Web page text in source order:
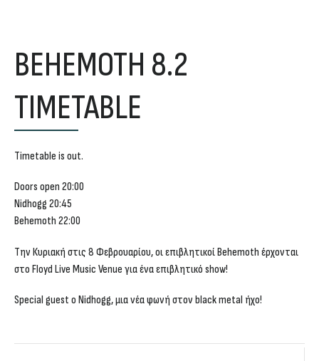
BEHEMOTH 8.2
TIMETABLE
Timetable is out.
Doors open 20:00
Nidhogg 20:45
Behemoth 22:00
Την Κυριακή στις 8 Φεβρουαρίου, οι επιβλητικοί Behemoth έρχονται
στο Floyd Live Music Venue για ένα επιβλητικό show!
Special guest ο Nidhogg, μια νέα φωνή στον black metal ήχο!